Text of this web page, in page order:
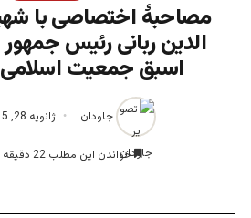
مصاحبۀ اختصاصی با
الدین ربانی رئیس
اسبق جمعیت اسلامی
جاودان ژانویه 28, 2015
خواندن این مطلب 22 دقیقه زمان میبرد